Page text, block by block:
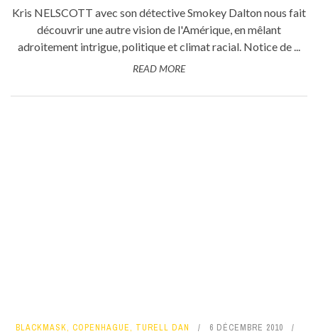
Kris NELSCOTT avec son détective Smokey Dalton nous fait
découvrir une autre vision de l'Amérique, en mêlant
adroitement intrigue, politique et climat racial. Notice de ...
READ MORE
BLACKMASK, COPENHAGUE, TURELL DAN 6 DÉCEMBRE 2010